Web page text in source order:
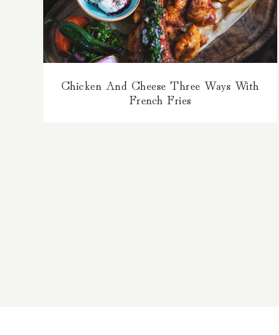
French Fries
Chicken And Cheese Three Ways With
French Fries